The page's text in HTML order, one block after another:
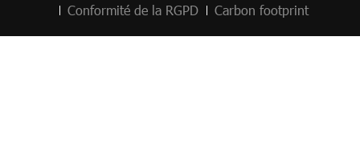
Conformité de la RGPD
Carbon footprint